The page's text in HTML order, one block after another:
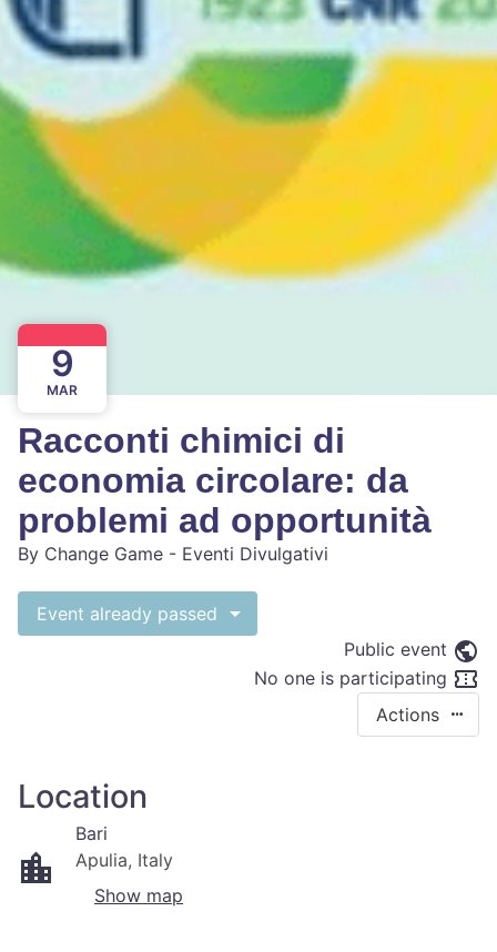
9
MAR
Racconti chimici di
economia circolare: da
problemi ad opportunità
By Change Game - Eventi Divulgativi
Event already passed
Public event
No one is participating
Actions
Location
Bari
Apulia, Italy
Show map